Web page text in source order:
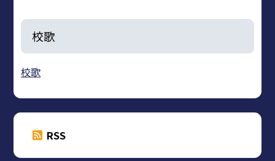
校歌
校歌
RSS